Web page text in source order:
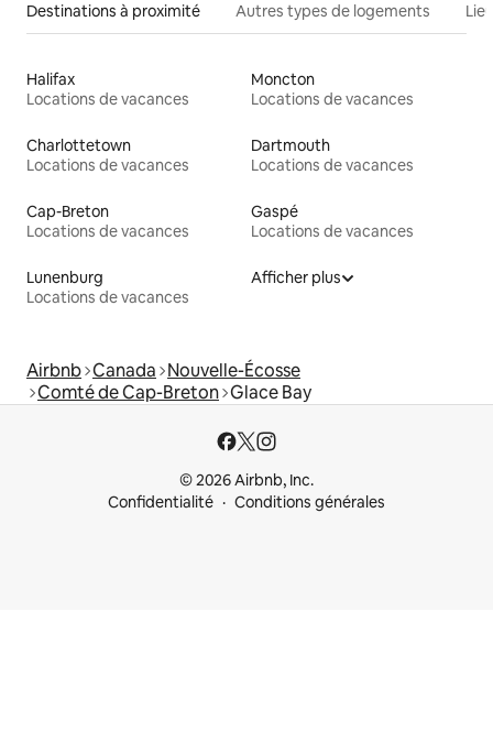
Destinations à proximité Autres types de logements
Halifax
Locations de vacances
Moncton
Locations de vacances
Charlottetown
Locations de vacances
Dartmouth
Locations de vacances
Cap-Breton
Locations de vacances
Gaspé
Locations de vacances
Lunenburg
Locations de vacances
Afficher plus
Airbnb Canada Nouvelle-Écosse
Comté de Cap-Breton Glace Bay
© 2026 Airbnb, Inc.
Confidentialité
Conditions générales